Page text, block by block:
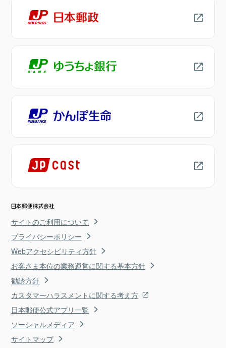
サイトのご利用について
プライバシーポリシー
Webアクセシビリティ方針
お客さま本位の業務運営に関する基本方針
勧誘方針
カスタマーハラスメントに関する考え方
日本郵便公式アプリ一覧
ソーシャルメディア
サイトマップ